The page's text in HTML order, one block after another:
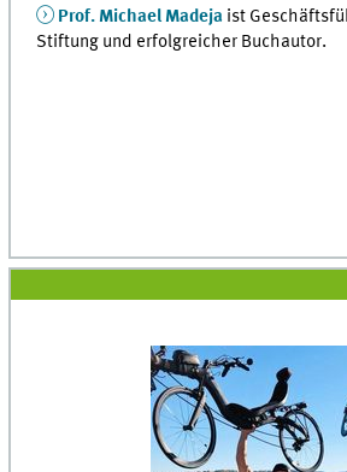
Prof. Michael Madeja ist
Stiftung und erfolgreicher Buchautor.